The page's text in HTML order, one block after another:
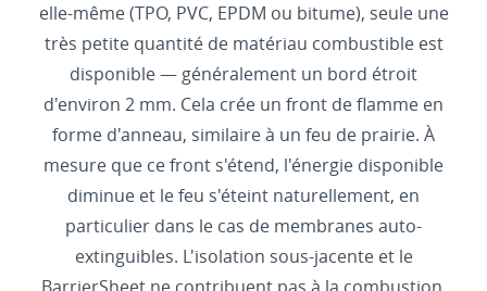
elle-même (TPO, PVC, EPDM ou bitume), seule une
très petite quantité de matériau combustible est
disponible — généralement un bord étroit
d'environ 2 mm. Cela crée un front de flamme en
forme d'anneau, similaire à un feu de prairie. À
mesure que ce front s'étend, l'énergie disponible
diminue et le feu s'éteint naturellement, en
particulier dans le cas de membranes auto-
extinguibles. L'isolation sous-jacente et le